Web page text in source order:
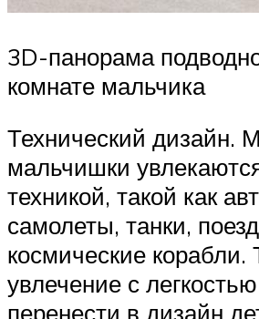
3D-панорама
комнате мальчика
Технический дизайн.
мальчишки
техникой, такой как
самолеты, танки,
космические корабли.
увлечение с
перенести в дизайн